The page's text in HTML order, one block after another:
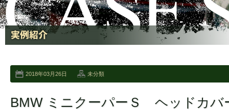
2018年03月26日 未分類
BMW ミニクーパーＳ ヘッドカ